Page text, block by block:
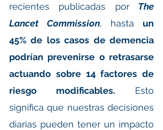
recientes publicadas por
The
Lancet Commission, hasta un
45% de los casos de demencia
podrían prevenirse o retrasarse
actuando sobre 14 factores de
riesgo modificables. Esto
significa que nuestras decisiones
diarias pueden tener un impacto